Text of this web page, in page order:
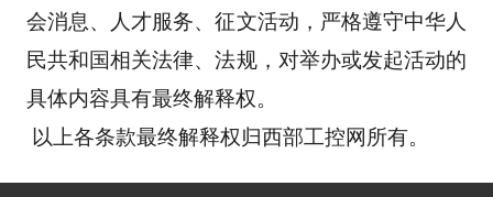
会消息、人才服务、征文活动，严格遵守中华人
民共和国相关法律、法规，对举办或发起活动的
具体内容具有最终解释权。
以上各条款最终解释权归西部工控网所有。